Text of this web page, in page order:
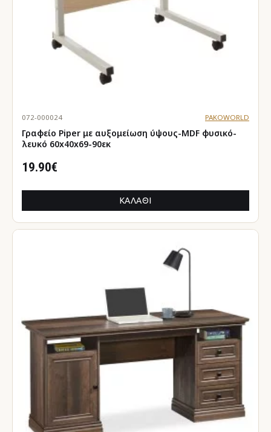
072-000024 PAKOWORLD
Γραφείο Piper με αυξομείωση ύψους-MDF φυσικό-
λευκό 60x40x69-90εκ
19.90€
ΚΑΛΆΘΙ